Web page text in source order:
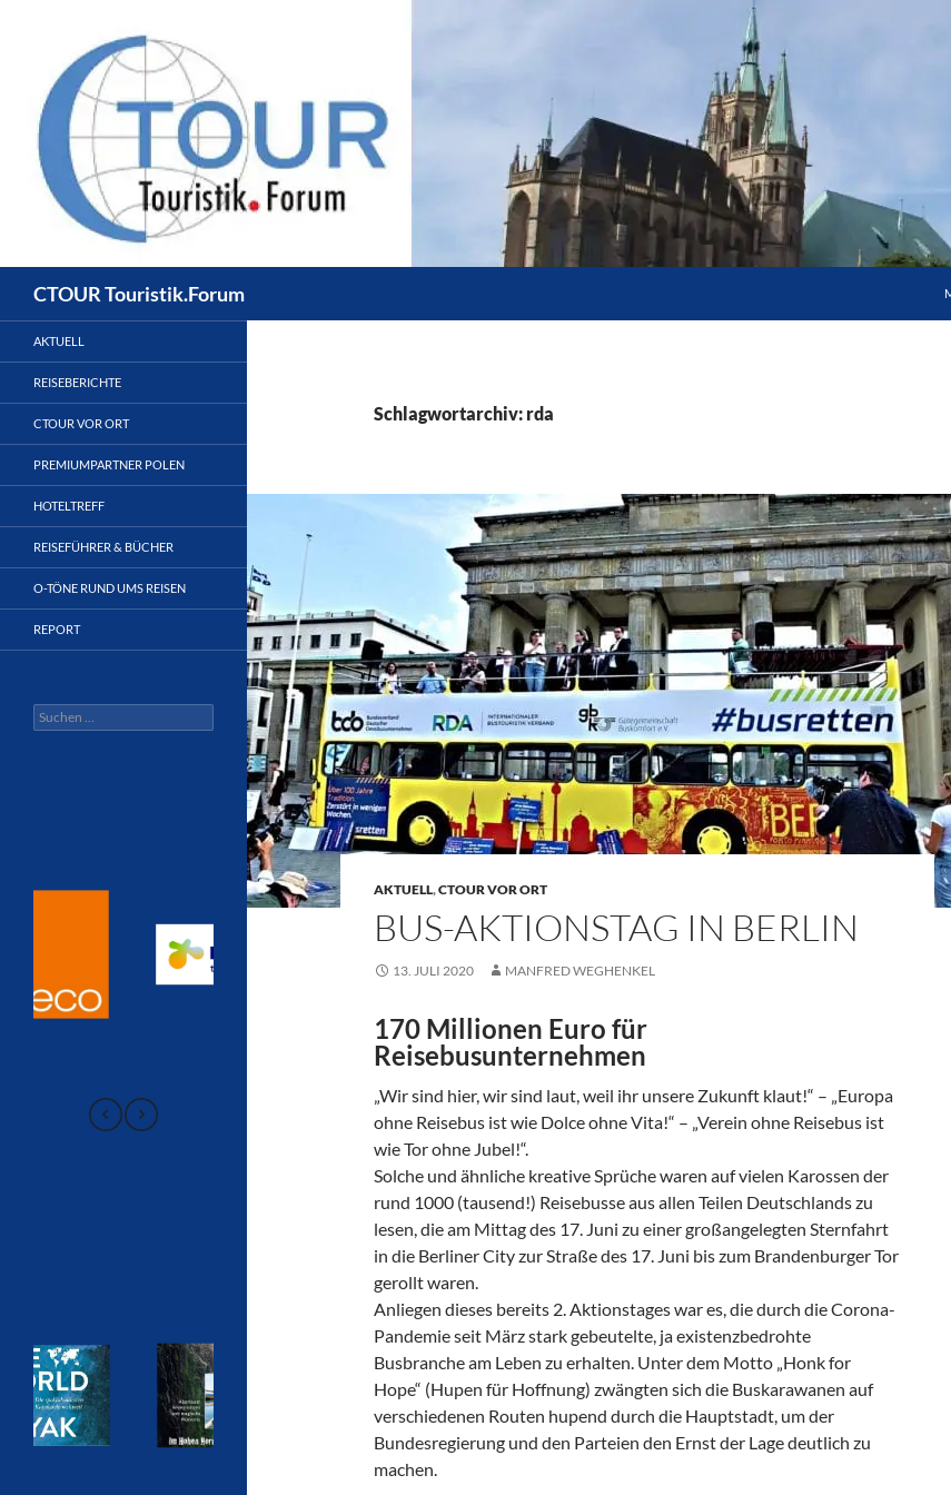
springen
CTOUR Touristik.Forum
Schlagwortarchiv: rda
AKTUELL,CTOUR VOR ORT
BUS-AKTIONSTAG IN BERLIN
13. JULI 2020 MANFRED WEGHENKEL
170 Millionen Euro für
Reisebusunternehmen
„Wir sind hier, wir sind laut, weil ihr unsere Zukunft klaut!“ – „Europa
ohne Reisebus ist wie Dolce ohne Vita!“ – „Verein ohne Reisebus ist
wie Tor ohne Jubel!“.
Solche und ähnliche kreative Sprüche waren auf vielen Karossen der
rund 1000 (tausend!) Reisebusse aus allen Teilen Deutschlands zu
lesen, die am Mittag des 17. Juni zu einer großangelegten Sternfahrt
in die Berliner City zur Straße des 17. Juni bis zum Brandenburger Tor
gerollt waren.
Anliegen dieses bereits 2. Aktionstages war es, die durch die Corona-
Pandemie seit März stark gebeutelte, ja existenzbedrohte
Busbranche am Leben zu erhalten. Unter dem Motto „Honk for
Hope“ (Hupen für Hoffnung) zwängten sich die Buskarawanen auf
verschiedenen Routen hupend durch die Hauptstadt, um der
Bundesregierung und den Parteien den Ernst der Lage deutlich zu
machen.
AKTUELL
REISEBERICHTE
CTOUR VOR ORT
PREMIUMPARTNER POLEN
HOTELTREFF
REISEFÜHRER & BÜCHER
O-TÖNE RUND UMS REISEN
REPORT
Suchen
nach: